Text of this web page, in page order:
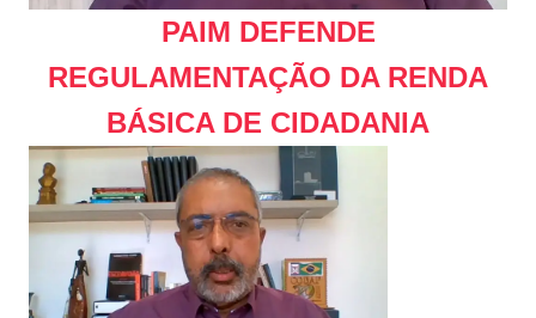
PAIM DEFENDE
REGULAMENTAÇÃO DA RENDA
BÁSICA DE CIDADANIA